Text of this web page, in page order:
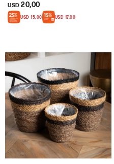
USD 20,00
USD 15,00 USD 17,00